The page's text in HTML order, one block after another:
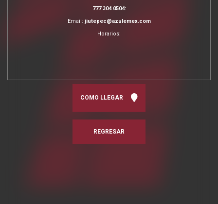
777 304 0504:
Email: jiutepec@azulemex.com
Horarios:
COMO LLEGAR
REGRESAR